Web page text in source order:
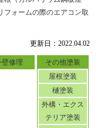
更新日：2022.04.02
壁修理
その他塗装
屋根塗装
樋塗装
外構・エクス
テリア塗装
フォームの際のエアコン取